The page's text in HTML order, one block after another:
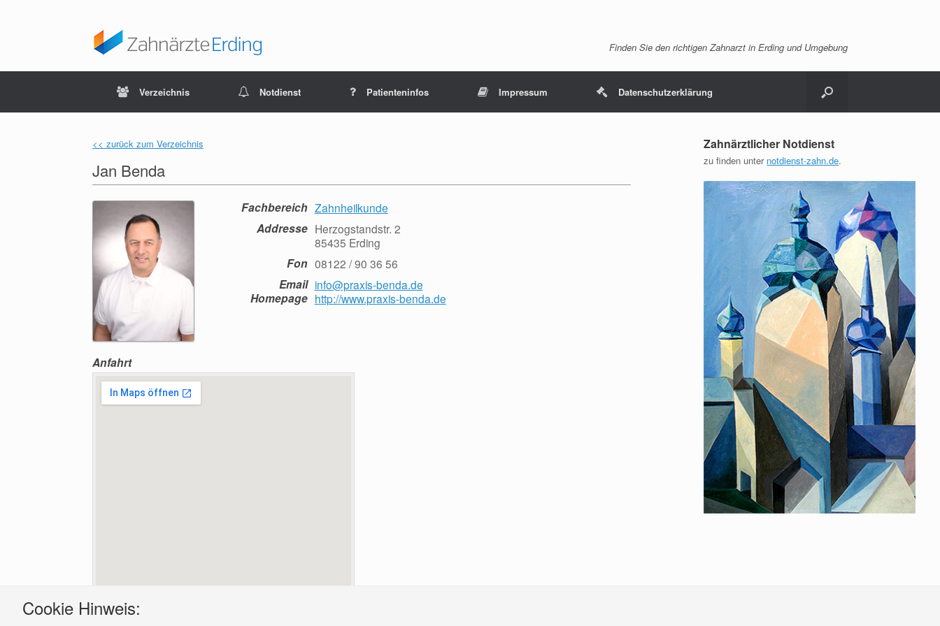
Finden Sie den richtigen Zahnarzt in Erding und Umgebung
Verzeichnis Notdienst Patienteninfos Impressum Datenschutzerklärung
<< zurück zum Verzeichnis
Jan Benda
Fachbereich Zahnheilkunde
Addresse Herzogstandstr. 2
85435 Erding
Fon 08122 / 90 36 56
Email info@praxis-benda.de
Homepage http://www.praxis-benda.de
Anfahrt
Zahnärztlicher Notdienst
zu finden unter notdienst-zahn.de.
Cookie Hinweis: